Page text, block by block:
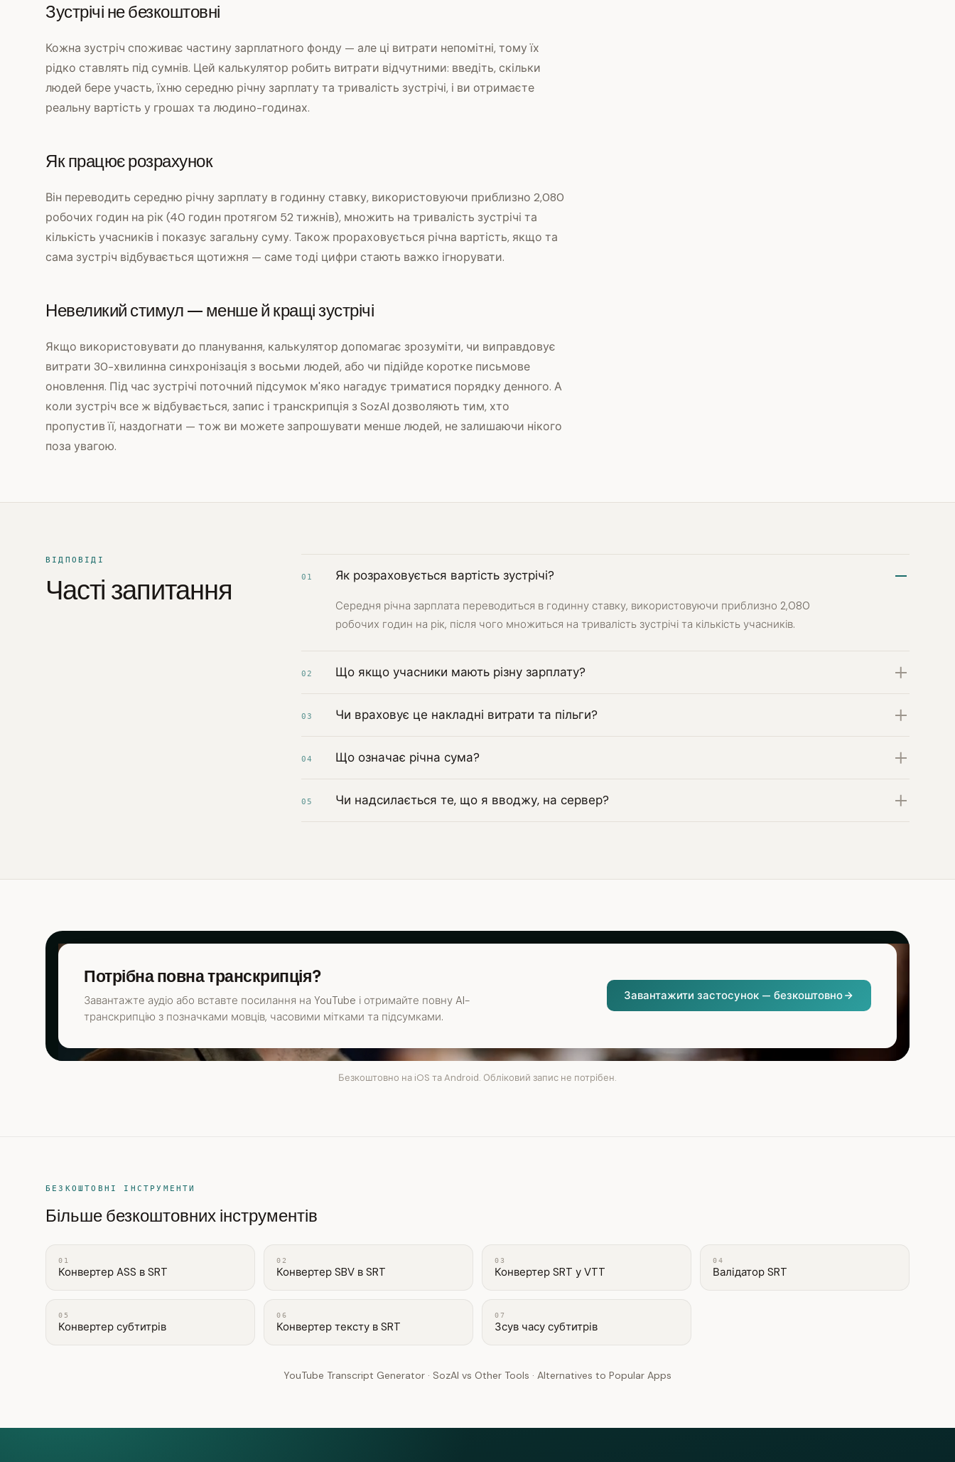
Зустрічі не безкоштовні
Кожна зустріч споживає частину зарплатного фонду — але ці витрати непомітні, тому їх
рідко ставлять під сумнів. Цей калькулятор робить витрати відчутними: введіть, скільки
людей бере участь, їхню середню річну зарплату та тривалість зустрічі, і ви отримаєте
реальну вартість у грошах та людино-годинах.
Як працює розрахунок
Він переводить середню річну зарплату в годинну ставку, використовуючи приблизно 2,080
робочих годин на рік (40 годин протягом 52 тижнів), множить на тривалість зустрічі та
кількість учасників і показує загальну суму. Також прораховується річна вартість, якщо та
сама зустріч відбувається щотижня — саме тоді цифри стають важко ігнорувати.
Невеликий стимул — менше й кращі зустрічі
Якщо використовувати до планування, калькулятор допомагає зрозуміти, чи виправдовує
витрати 30-хвилинна синхронізація з восьми людей, або чи підійде коротке письмове
оновлення. Під час зустрічі поточний підсумок м'яко нагадує триматися порядку денного. А
коли зустріч все ж відбувається, запис і транскрипція з SozAI дозволяють тим, хто
пропустив її, наздогнати — тож ви можете запрошувати менше людей, не залишаючи нікого
поза увагою.
ВІДПОВІДІ
Часті запитання 01 Як розраховується вартість зустрічі?
Середня річна зарплата переводиться в годинну ставку, використовуючи приблизно 2,080
робочих годин на рік, після чого множиться на тривалість зустрічі та кількість учасників.
02 Що якщо учасники мають різну зарплату?
03 Чи враховує це накладні витрати та пільги?
04 Що означає річна сума?
05 Чи надсилається те, що я вводжу, на сервер?
Потрібна повна транскрипція?
Завантажте аудіо або вставте посилання на YouTube і отримайте повну AI-
транскрипцію з позначками мовців, часовими мітками та підсумками.
Завантажити застосунок — безкоштовно
Безкоштовно на iOS та Android. Обліковий запис не потрібен.
БЕЗКОШТОВНІ ІНСТРУМЕНТИ
Більше безкоштовних інструментів
01
Конвертер ASS в SRT
02
Конвертер SBV в SRT
03
Конвертер SRT у VTT
04
Валідатор SRT
05
Конвертер субтитрів
06
Конвертер тексту в SRT
07
Зсув часу субтитрів
YouTube Transcript Generator · SozAI vs Other Tools · Alternatives to Popular Apps